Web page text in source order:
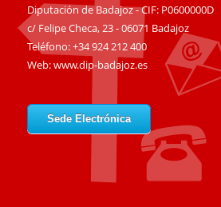
Diputación de Badajoz - CIF: P0600000D
c/ Felipe Checa, 23 - 06071 Badajoz
Teléfono: +34 924 212 400
Web:www.dip-badajoz.es
Sede Electrónica